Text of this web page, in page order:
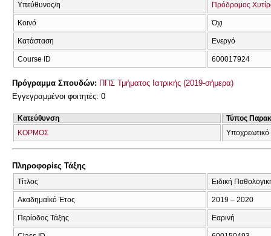
Υπεύθυνος/η Πρόδρομος
Κοινό Όχι
Κατάσταση Ενεργό
Course ID 600017924
Πρόγραμμα Σπουδών: ΠΠΣ Τμήματος Ιατρικής (2019-σήμερα)
Εγγεγραμμένοι φοιτητές: 0
Κατεύθυνση
Τύπος
ΚΟΡΜΟΣ
Υποχρεωτικό
Πληροφορίες Τάξης
Τίτλος Ειδική
Ακαδημαϊκό Έτος 2019 – 2020
Περίοδος Τάξης Εαρινή